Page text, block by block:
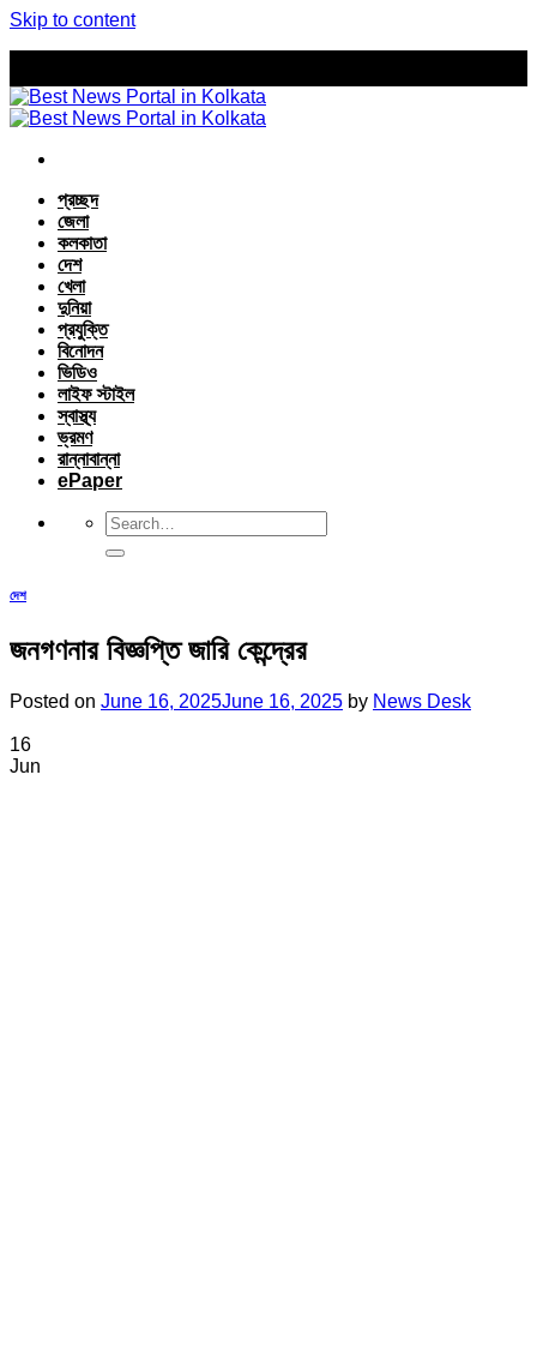
Skip to content
প্রচ্ছদ
জেলা
কলকাতা
দেশ
খেলা
দুনিয়া
প্রযুক্তি
বিনোদন
ভিডিও
লাইফ স্টাইল
স্বাস্থ্য
ভ্রমণ
রান্নাবান্না
ePaper
দেশ
জনগণনার বিজ্ঞপ্তি জারি কেন্দ্রের
Posted on June 16, 2025June 16, 2025 by News Desk
16
Jun